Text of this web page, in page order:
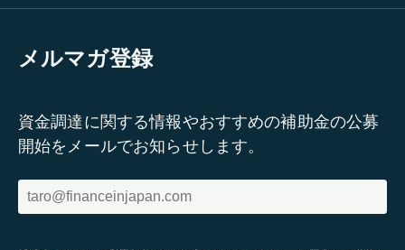
メルマガ登録
資金調達に関する情報やおすすめの補助金の公募
開始をメールでお知らせします。